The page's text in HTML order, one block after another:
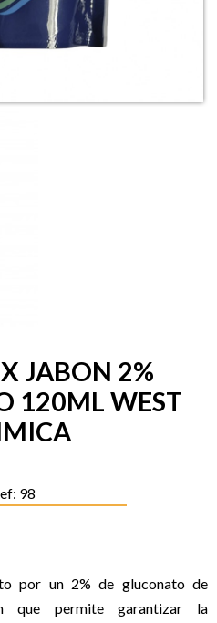
JABON 2%
120ML WEST
98
por un 2% de gluconato de
que permite garantizar la